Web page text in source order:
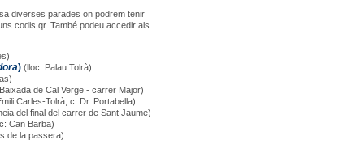
diverses parades on podrem tenir
codis qr. També podeu accedir als
) (lloc: Palau Tolrà)
de Cal Verge - carrer Major)
Carles-Tolrà, c. Dr. Portabella)
del final del carrer de Sant Jaume)
Can Barba)
de la passera)